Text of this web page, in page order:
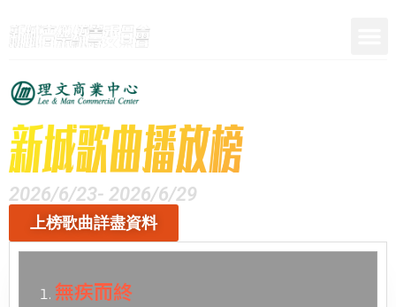
2026/6/23- 2026/6/29
上榜歌曲詳盡資料
無疾而終